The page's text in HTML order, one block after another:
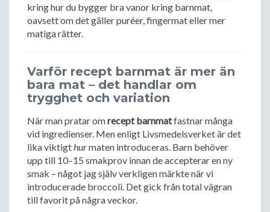
kring hur du bygger bra vanor kring barnmat,
oavsett om det gäller puréer, fingermat eller mer
matiga rätter.
Varför recept barnmat är mer än
bara mat – det handlar om
trygghet och variation
När man pratar omrecept barnmatfastnar många
vid ingredienser. Men enligt Livsmedelsverket är det
lika viktigthurmaten introduceras. Barn behöver
upp till 10–15 smakprov innan de accepterar en ny
smak – något jag själv verkligen märkte när vi
introducerade broccoli. Det gick från total vägran
till favorit på några veckor.